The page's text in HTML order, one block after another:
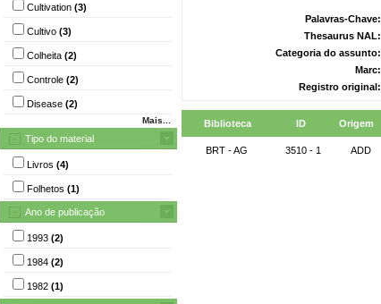
Cultivation (3)
Cultivo (3)
Colheita (2)
Controle (2)
Disease (2)
Mais...
Tipo do material
Livros (4)
Folhetos (1)
Ano de publicação
1993 (2)
1984 (2)
1982 (1)
Palavras-Chave:
Thesaurus NAL:
Categoria do assunto:
Marc:
Registro original:
Biblioteca ID Origem
BRT - AG 3510 - 1 ADD